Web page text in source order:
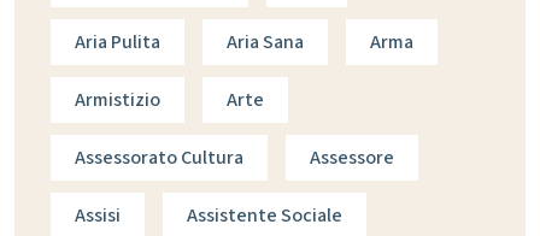
Aria Pulita Aria Sana Arma
Armistizio Arte
Assessorato Cultura Assessore
Assisi Assistente Sociale